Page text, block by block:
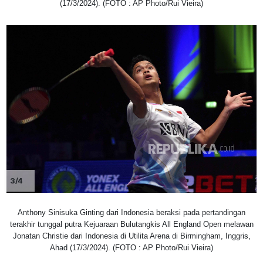
(17/3/2024). (FOTO : AP Photo/Rui Vieira)
3/4
Anthony Sinisuka Ginting dari Indonesia beraksi pada pertandingan
terakhir tunggal putra Kejuaraan Bulutangkis All England Open melawan
Jonatan Christie dari Indonesia di Utilita Arena di Birmingham, Inggris,
Ahad (17/3/2024). (FOTO : AP Photo/Rui Vieira)